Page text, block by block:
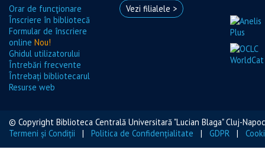
Orar de funcţionare
Înscriere în bibliotecă
Formular de înscriere
online Nou!
Ghidul utilizatorului
Întrebări frecvente
Întrebați bibliotecarul
Resurse web
Vezi filialele >
© Copyright Biblioteca Centrală Universitară "Lucian Blaga" Cluj-
Termeni și Condiții | Politica de Confidențialitate | GDPR |